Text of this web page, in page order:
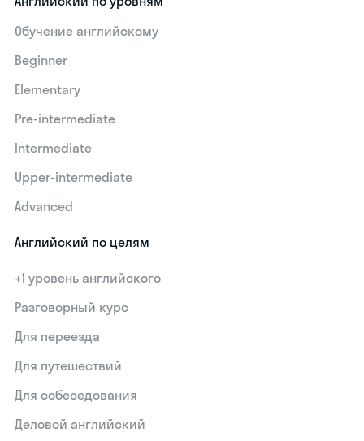
Обучение английскому
Beginner
Elementary
Pre-intermediate
Intermediate
Upper-intermediate
Advanced
Английский по целям
+1 уровень английского
Разговорный курс
Для переезда
Для путешествий
Для собеседования
Деловой английский